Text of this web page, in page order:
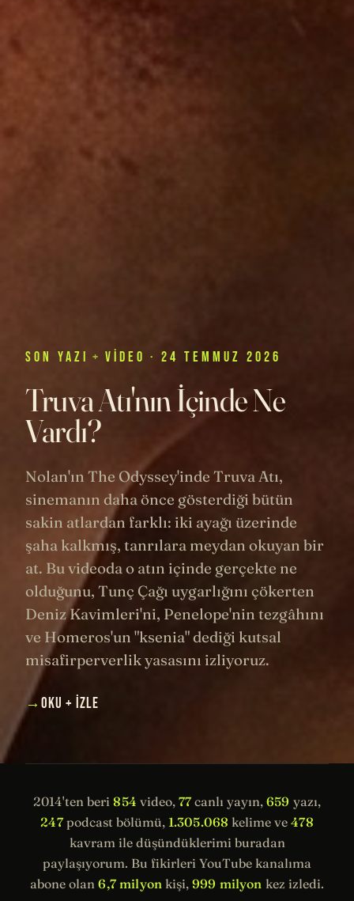
SON YAZI + VIDEO · 24 TEMMUZ 2026
Truva Atı'nın İçinde Ne
Vardı?
Nolan'ın The Odyssey'inde Truva Atı,
sinemanın daha önce gösterdiği bütün
sakin atlardan farklı: iki ayağı üzerinde
şaha kalkmış, tanrılara meydan okuyan bir
at. Bu videoda o atın içinde gerçekte ne
olduğunu, Tunç Çağı uygarlığını çökerten
Deniz Kavimleri'ni, Penelope'nin tezgâhını
ve Homeros'un "ksenia" dediği kutsal
misafirperverlik yasasını izliyoruz.
→ OKU + İZLE
2014'ten beri854 video, 77canlı yayın,659 yazı,
247podcast bölümü, 1.305.068 kelime ve478
kavram ile düşündüklerimi buradan
paylaşıyorum. Bu fikirleri YouTube kanalıma
abone olan6,7 milyon kişi, 999 milyon kez izledi.